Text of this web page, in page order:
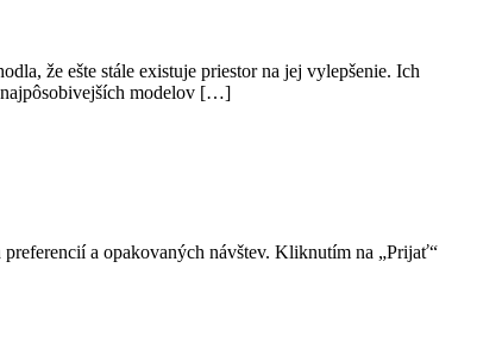
že ešte stále existuje priestor na jej vylepšenie. Ich
najpôsobivejších modelov […]
a opakovaných návštev. Kliknutím na „Prijať“